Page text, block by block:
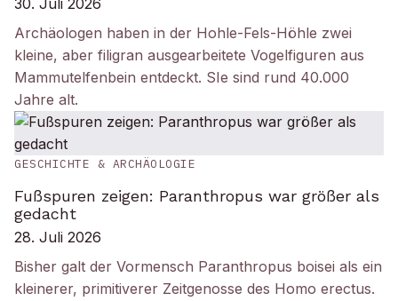
30. Juli 2026
Archäologen haben in der Hohle-Fels-Höhle zwei
kleine, aber filigran ausgearbeitete Vogelfiguren aus
Mammutelfenbein entdeckt. SIe sind rund 40.000
Jahre alt.
GESCHICHTE & ARCHÄOLOGIE
Fußspuren zeigen: Paranthropus war größer als
gedacht
28. Juli 2026
Bisher galt der Vormensch Paranthropus boisei als ein
kleinerer, primitiverer Zeitgenosse des Homo erectus.